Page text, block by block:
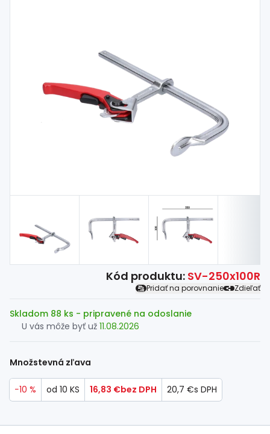
Kód produktu: SV-250x100R
Pridať na porovnanie Zdieľať
Skladom 88 ks - pripravené na odoslanie
U vás môže byť už 11.08.2026
Množstevná zľava
−10 % od 10 KS 16,83 €bez DPH 20,7 €s DPH